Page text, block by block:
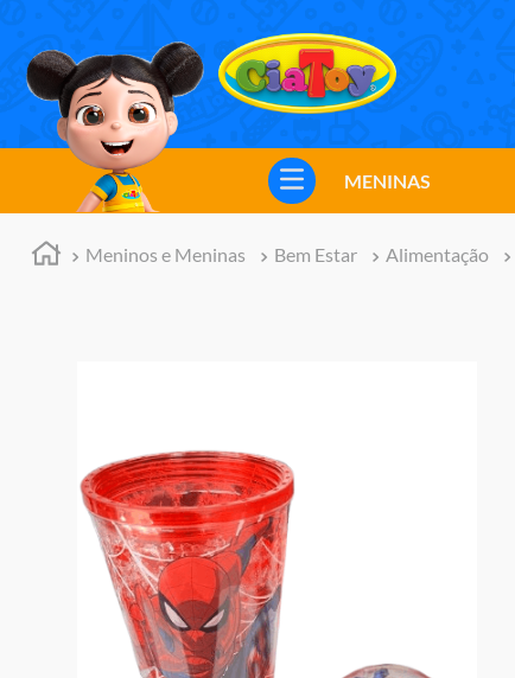
MENINAS
Meninos e Meninas Bem Estar Alimentação
TERMOS MAIS BUSCADOS
meninos
marvel legends
barbie
jogos
rainbow high